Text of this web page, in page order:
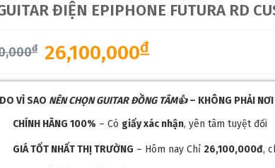
ĐIỆN EPIPHONE FUTURA RD
đ 26,100,000đ
VÌ SAO NÊN CHỌN GUITAR ĐỒNG TÂM👍– KHÔNG PHẢI
CHÍNH HÃNG 100% – Có giấy xác nhận, yên tâm tuyệt đối
GIÁ TỐT NHẤT THỊ TRƯỜNG – Hôm nay Chỉ 26,100,000đ,